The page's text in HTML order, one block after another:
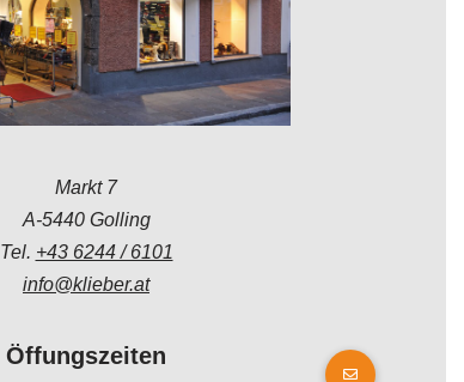
Markt 7
A-5440 Golling
Tel. +43 6244 / 6101
info@klieber.at
Öffungszeiten